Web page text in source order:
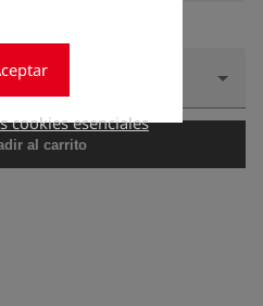
cookies esenciales
el precio
al carrito